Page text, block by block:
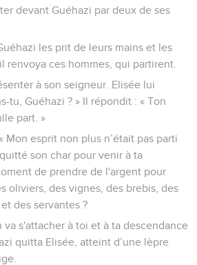
devant Guéhazi par deux de ses
les prit de leurs mains et les
renvoya ces hommes, qui partirent.
à son seigneur. Elisée lui
tu, Guéhazi ? » Il répondit : « Ton
part. »
Mon esprit non plus n’était pas parti
son char pour venir à ta
de prendre de l'argent pour
oliviers, des vignes, des brebis, des
des servantes ?
va s'attacher à toi et à ta descendance
quitta Elisée, atteint d’une lèpre